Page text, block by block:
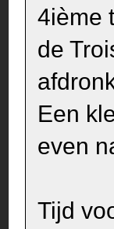
4ième
de
Een
even
Tijd